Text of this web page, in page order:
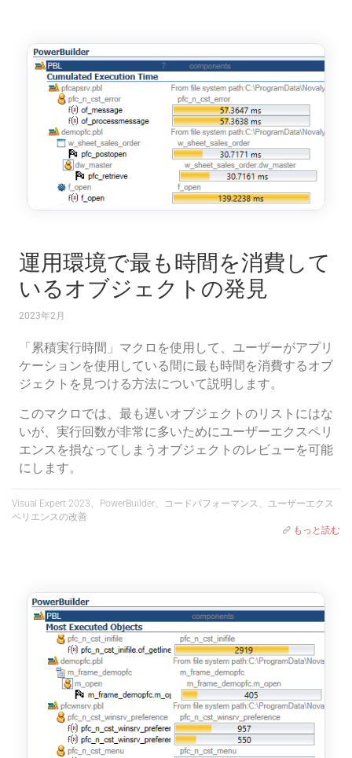
運用環境で最も時間を消費して
いるオブジェクトの発見
2023年2月
「累積実行時間」マクロを使用して、ユーザーがアプリ
ケーションを使用している間に最も時間を消費するオブ
ジェクトを見つける方法について説明します。
このマクロでは、最も遅いオブジェクトのリストにはな
いが、実行回数が非常に多いためにユーザーエクスペリ
エンスを損なってしまうオブジェクトのレビューを可能
にします。
Visual Expert 2023、PowerBuilder、コードパフォーマンス、ユーザーエクス
ペリエンスの改善
もっと読む